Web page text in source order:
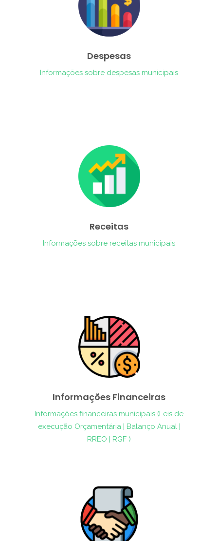
Despesas
Informações sobre despesas municipais
Receitas
Informações sobre receitas municipais
Informações Financeiras
Informações financeiras municipais (Leis de
execução Orçamentária | Balanço Anual |
RREO | RGF )